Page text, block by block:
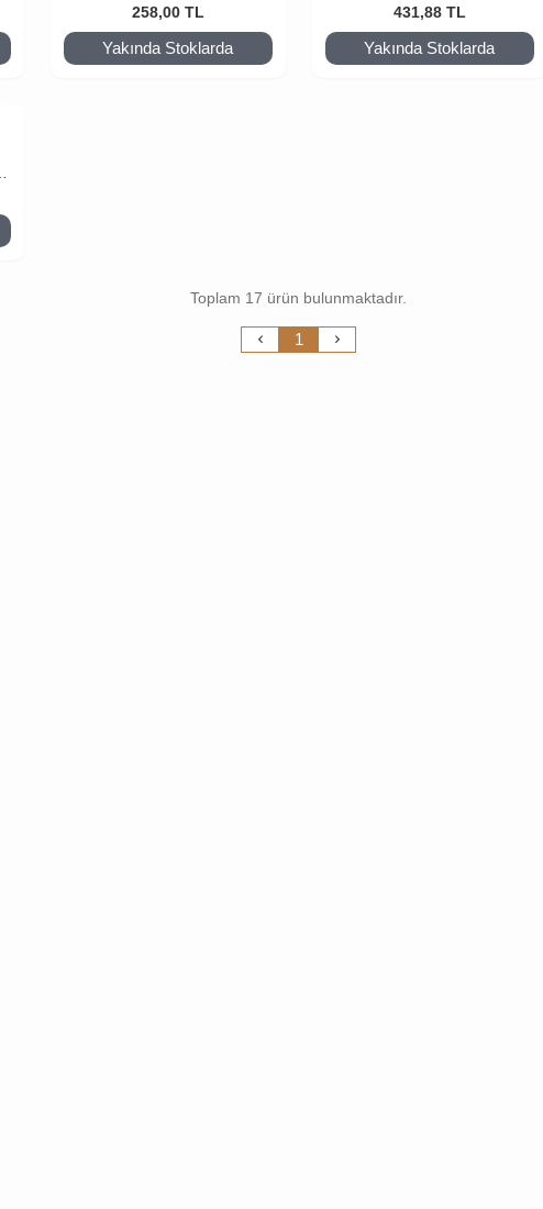
258,00 TL
Yakında Stoklarda
Ekran koruyucu Kırılmaz Film
Siyah
431,88 TL
Yakında Stoklarda
Toplam 17 ürün bulunmaktadır.
1